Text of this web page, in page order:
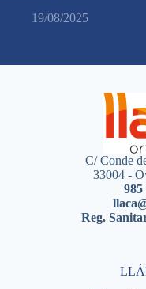
19/08/2025
C/ Conde
33004 -
985
Reg.